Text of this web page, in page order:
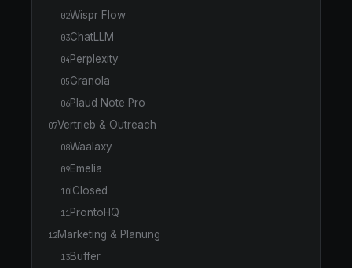
02Wispr Flow
03ChatLLM
04 Perplexity
05Granola
06Plaud Note Pro
07Vertrieb & Outreach
08Waalaxy
09Emelia
10iClosed
11ProntoHQ
12Marketing & Planung
13Buffer